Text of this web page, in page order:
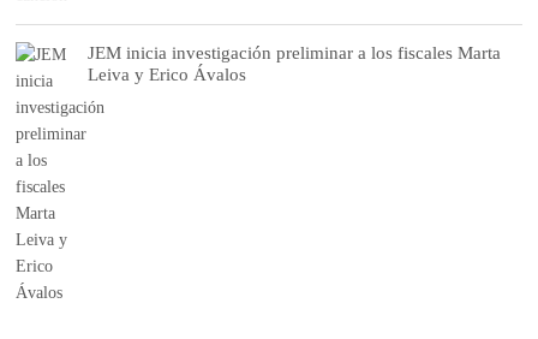
JEM inicia investigación preliminar a los fiscales Marta
Leiva y Erico Ávalos